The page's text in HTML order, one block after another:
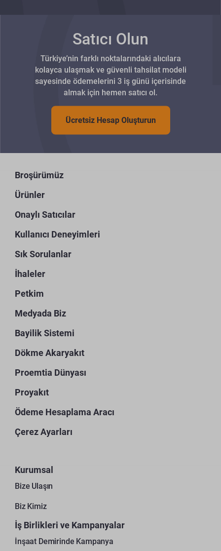
Satıcı Olun
Türkiye’nin farklı noktalarındaki alıcılara
kolayca ulaşmak ve güvenli tahsilat modeli
sayesinde ödemelerini 3 iş günü içerisinde
almak için hemen satıcı ol.
Ücretsiz Hesap Oluşturun
Broşürümüz
Ürünler
Onaylı Satıcılar
Kullanıcı Deneyimleri
Sık Sorulanlar
İhaleler
Petkim
Medyada Biz
Bayilik Sistemi
Dökme Akaryakıt
Proemtia Dünyası
Proyakıt
Ödeme Hesaplama Aracı
Çerez Ayarları
Kurumsal
Bize Ulaşın
Biz Kimiz
İş Birlikleri ve Kampanyalar
İnşaat Demirinde Kampanya